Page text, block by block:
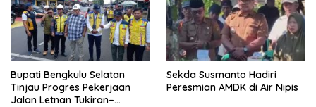
Bupati Bengkulu Selatan
Tinjau Progres Pekerjaan
Jalan Letnan Tukiran–
Sekda Susmanto Hadiri
Peresmian AMDK di Air Nipis